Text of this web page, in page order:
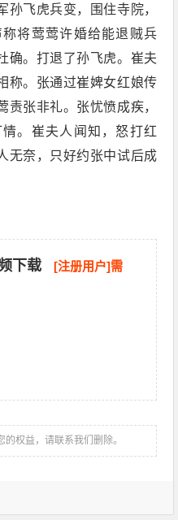
飞虎兵变，围住寺院，
将莺莺许婚给能退贼兵
确。打退了孙飞虎。崔夫
称。张通过崔婢女红娘传
张非礼。张忧愤成疾，
。崔夫人闻知，怒打红
无奈，只好约张中试后成
下载 [注册用户]需
权益，请联系我们删除。